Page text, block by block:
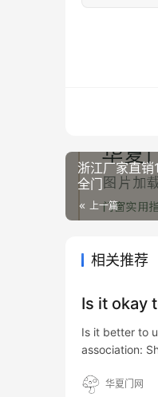
浙江厂家直
全门
上一篇
相关推荐
Is it okay
Is it better to
association:
华夏门网